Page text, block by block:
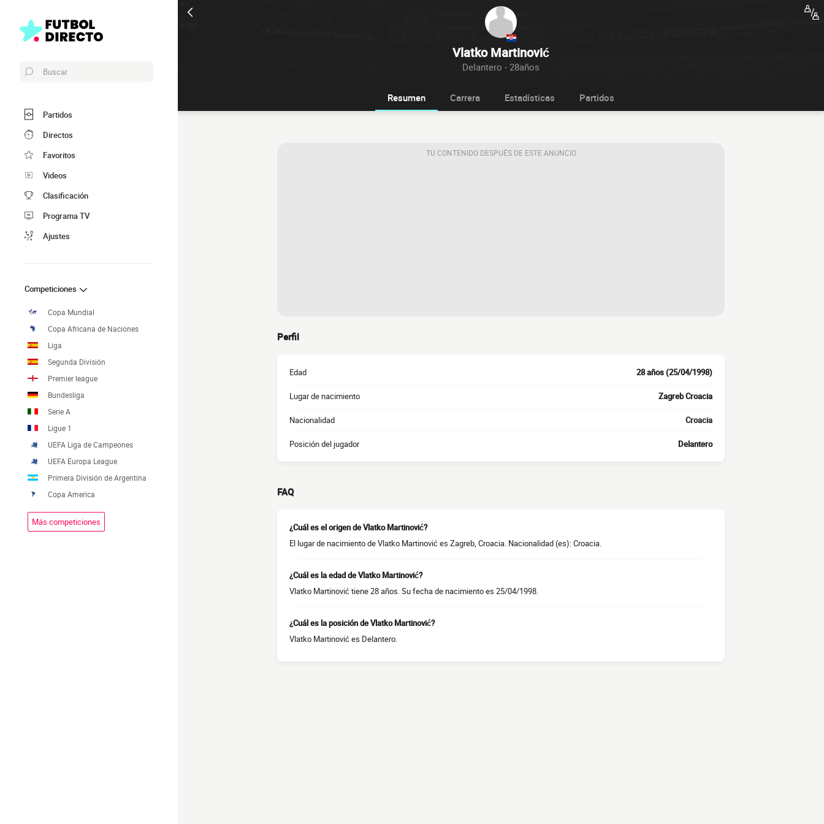
Vlatko Martinović
Delantero - 28años
Buscar
Partidos
Directos
Favoritos
Videos
Clasificación
Programa TV
Ajustes
Competiciones
Copa Mundial
Copa Africana de Naciones
Liga
Segunda División
Premier league
Bundesliga
Serie A
Ligue 1
UEFA Liga de Campeones
UEFA Europa League
Primera División de Argentina
Copa America
Más competiciones
Resumen Carrera Estadísticas Partidos
TU CONTENIDO DESPUÉS DE ESTE ANUNCIO
Perfil
Edad 28 años (25/04/1998)
Lugar de nacimiento Zagreb Croacia
Nacionalidad Croacia
Posición del jugador Delantero
FAQ
¿Cuál es el origen de Vlatko Martinović?
El lugar de nacimiento de Vlatko Martinović es Zagreb, Croacia. Nacionalidad (es): Croacia.
¿Cuál es la edad de Vlatko Martinović?
Vlatko Martinović tiene 28 años. Su fecha de nacimiento es 25/04/1998.
¿Cuál es la posición de Vlatko Martinović?
Vlatko Martinović es Delantero.